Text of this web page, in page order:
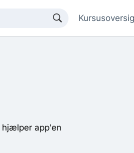
hjælper app'en